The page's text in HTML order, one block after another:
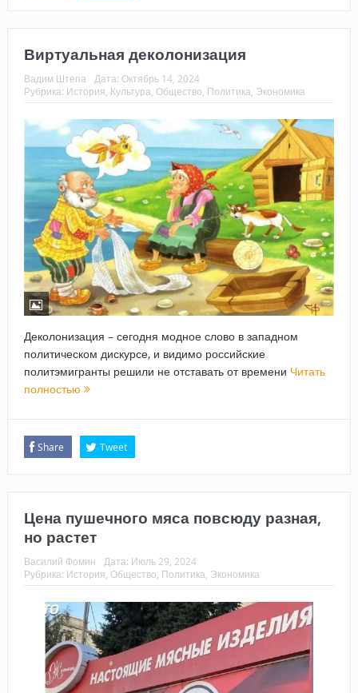
Виртуальная деколонизация
Вадим Штепа Дата: Октябрь 14, 2024
Рубрика: История, Культура, Общество, Политика, Экономика
Деколонизация – сегодня модное слово в западном
политическом дискурсе, и видимо российские
политэмигранты решили не отставать от времени Читать
полностью
Share Tweet
Цена пушечного мяса повсюду разная,
но растет
Василий Фомин Дата: Июль 29, 2024
Рубрика: История, Общество, Политика, Экономика